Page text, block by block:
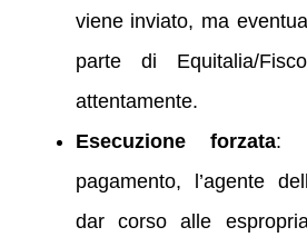
viene inviato, ma
parte di Equitalia/
attentamente.
Esecuzione forzata:
pagamento, l’agente
dar corso alle